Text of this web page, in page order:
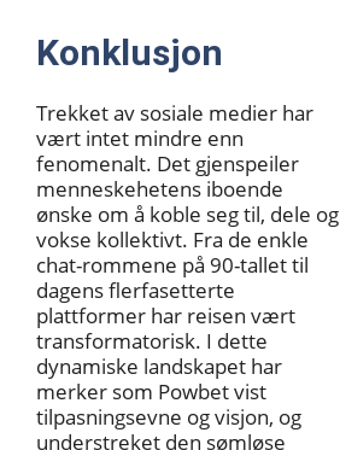
Konklusjon
Trekket av sosiale medier har
vært intet mindre enn
fenomenalt. Det gjenspeiler
menneskehetens iboende
ønske om å koble seg til, dele og
vokse kollektivt. Fra de enkle
chat-rommene på 90-tallet til
dagens flerfasetterte
plattformer har reisen vært
transformatorisk. I dette
dynamiske landskapet har
merker som Powbet vist
tilpasningsevne og visjon, og
understreket den sømløse